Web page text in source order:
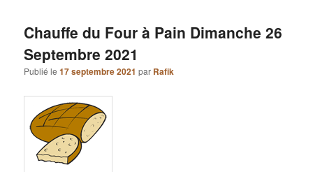
Chauffe du Four à Pain Dimanche 26
Septembre 2021
Publié le17 septembre 2021 par Rafik